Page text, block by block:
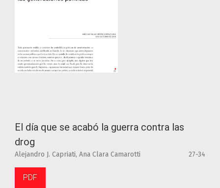
El día que se acabó la guerra contra las
drog
Alejandro J. Capriati, Ana Clara Camarotti 27-34
PDF